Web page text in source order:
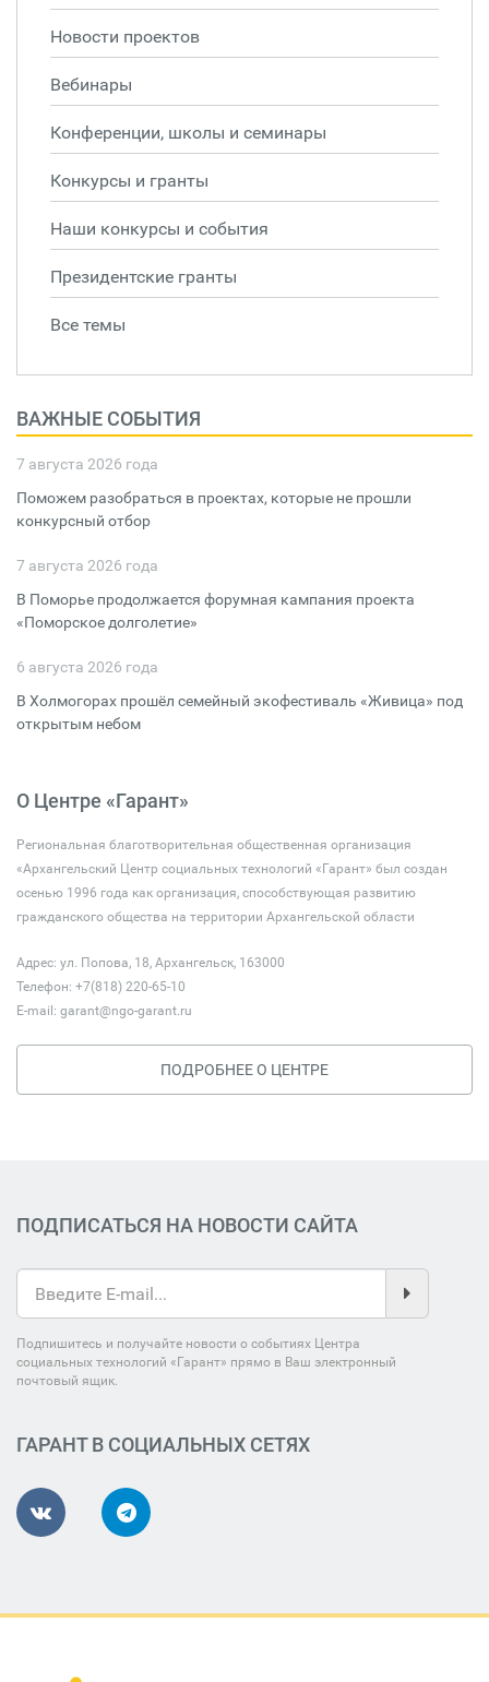
Новости проектов
Вебинары
Конференции, школы и семинары
Конкурсы и гранты
Наши конкурсы и события
Президентские гранты
Все темы
ВАЖНЫЕ СОБЫТИЯ
7 августа 2026 года
Поможем разобраться в проектах, которые не прошли
конкурсный отбор
7 августа 2026 года
В Поморье продолжается форумная кампания проекта
«Поморское долголетие»
6 августа 2026 года
В Холмогорах прошёл семейный экофестиваль «Живица» под
открытым небом
О Центре «Гарант»
Региональная благотворительная общественная организация
«Архангельский Центр социальных технологий «Гарант» был создан
осенью 1996 года как организация, способствующая развитию
гражданского общества на территории Архангельской области
Адрес: ул. Попова, 18, Архангельск, 163000
Телефон: +7(818) 220-65-10
E-mail: garant@ngo-garant.ru
ПОДРОБНЕЕ О ЦЕНТРЕ
ПОДПИСАТЬСЯ НА НОВОСТИ САЙТА
Подпишитесь и получайте новости о событиях Центра
социальных технологий «Гарант» прямо в Ваш электронный
почтовый ящик.
ГАРАНТ В СОЦИАЛЬНЫХ СЕТЯХ